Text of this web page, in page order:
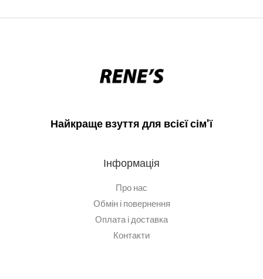
Найкраще взуття для всієї сім'ї
Інформація
Про нас
Обмін і повернення
Оплата і доставка
Контакти